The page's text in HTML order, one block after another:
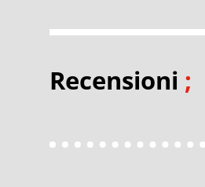
Recensioni ;